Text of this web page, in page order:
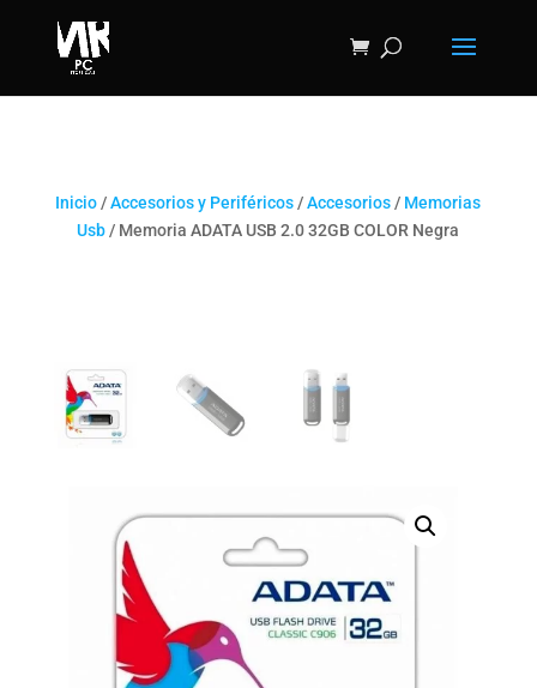
Inicio /Accesorios y Periféricos /Accesorios / Memorias
Usb / Memoria ADATA USB 2.0 32GB COLOR Negra